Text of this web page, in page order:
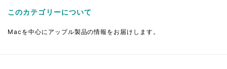
このカテゴリーについて
Macを中心にアップル製品の情報をお届けします。